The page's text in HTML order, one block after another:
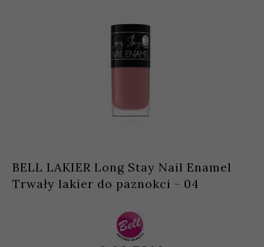
BELL LAKIER Long Stay Nail Enamel
Trwały lakier do paznokci - 04